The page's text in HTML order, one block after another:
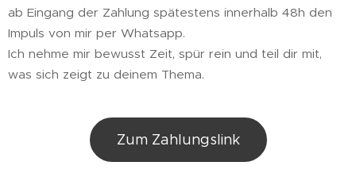
ab Eingang der Zahlung spätestens innerhalb 48h den
Impuls von mir per Whatsapp.
Ich nehme mir bewusst Zeit, spür rein und teil dir mit,
was sich zeigt zu deinem Thema.
Zum Zahlungslink